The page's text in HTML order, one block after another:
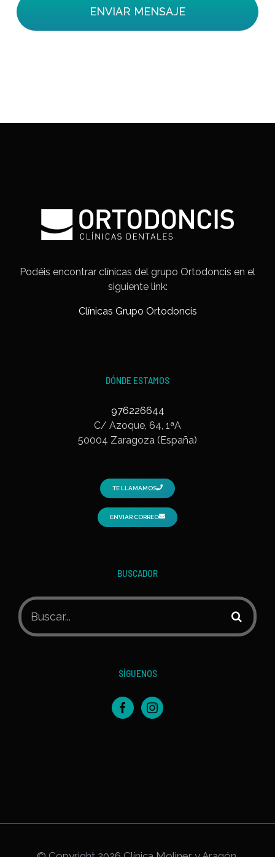
Podéis encontrar clínicas del grupo Ortodoncis en el
siguiente link:
Clínicas Grupo Ortodoncis
DÓNDE ESTAMOS
976226644
C/ Azoque, 64, 1ªA
50004 Zaragoza (España)
TE LLAMAMOS
ENVIAR CORREO
BUSCADOR
Buscar:
SÍGUENOS